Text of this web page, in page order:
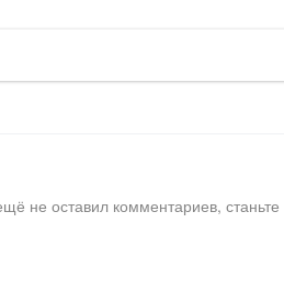
не оставил комментариев,